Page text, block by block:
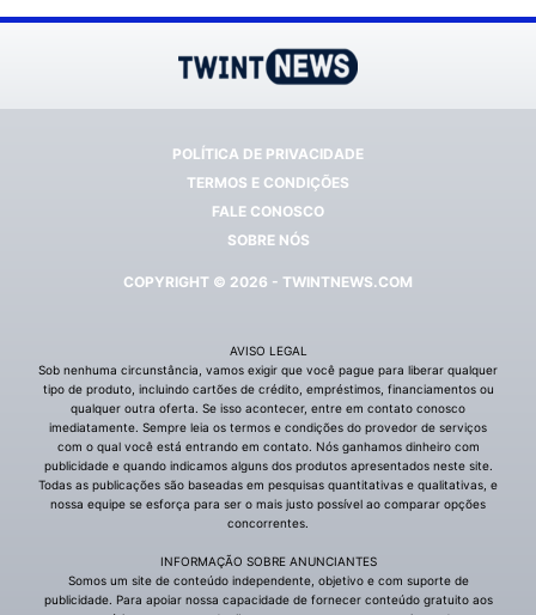
POLÍTICA DE PRIVACIDADE
TERMOS E CONDIÇÕES
FALE CONOSCO
SOBRE NÓS
COPYRIGHT © 2026 - TWINTNEWS.COM